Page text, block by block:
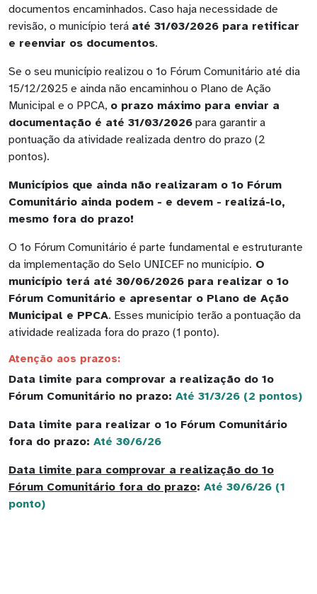
documentos encaminhados. Caso haja necessidade de
revisão, o município terá até 31/03/2026 para retificar
e reenviar os documentos.
Se o seu município realizou o 1o Fórum Comunitário até dia
15/12/2025 e ainda não encaminhou o Plano de Ação
Municipal e o PPCA, o prazo máximo para enviar a
documentação é até 31/03/2026 para garantir a
pontuação da atividade realizada dentro do prazo (2
pontos).
Municípios que ainda não realizaram o 1o Fórum
Comunitário ainda podem - e devem - realizá-lo,
mesmo fora do prazo!
O 1o Fórum Comunitário é parte fundamental e estruturante
da implementação do Selo UNICEF no município. O
município terá até 30/06/2026 para realizar o 1o
Fórum Comunitário e apresentar o Plano de Ação
Municipal e PPCA. Esses município terão a pontuação da
atividade realizada fora do prazo (1 ponto).
Atenção aos prazos:
Data limite para comprovar a realização do 1o
Fórum Comunitário no prazo: Até 31/3/26 (2 pontos)
Data limite para realizar o 1o Fórum Comunitário
fora do prazo: Até 30/6/26
Data limite para comprovar a realização do 1o
Fórum Comunitário fora do prazo: Até 30/6/26 (1
ponto)